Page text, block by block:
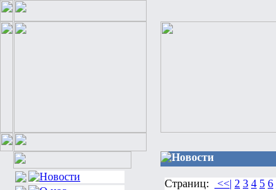
Новости
Страниц: <<| 2 3 4 5 6